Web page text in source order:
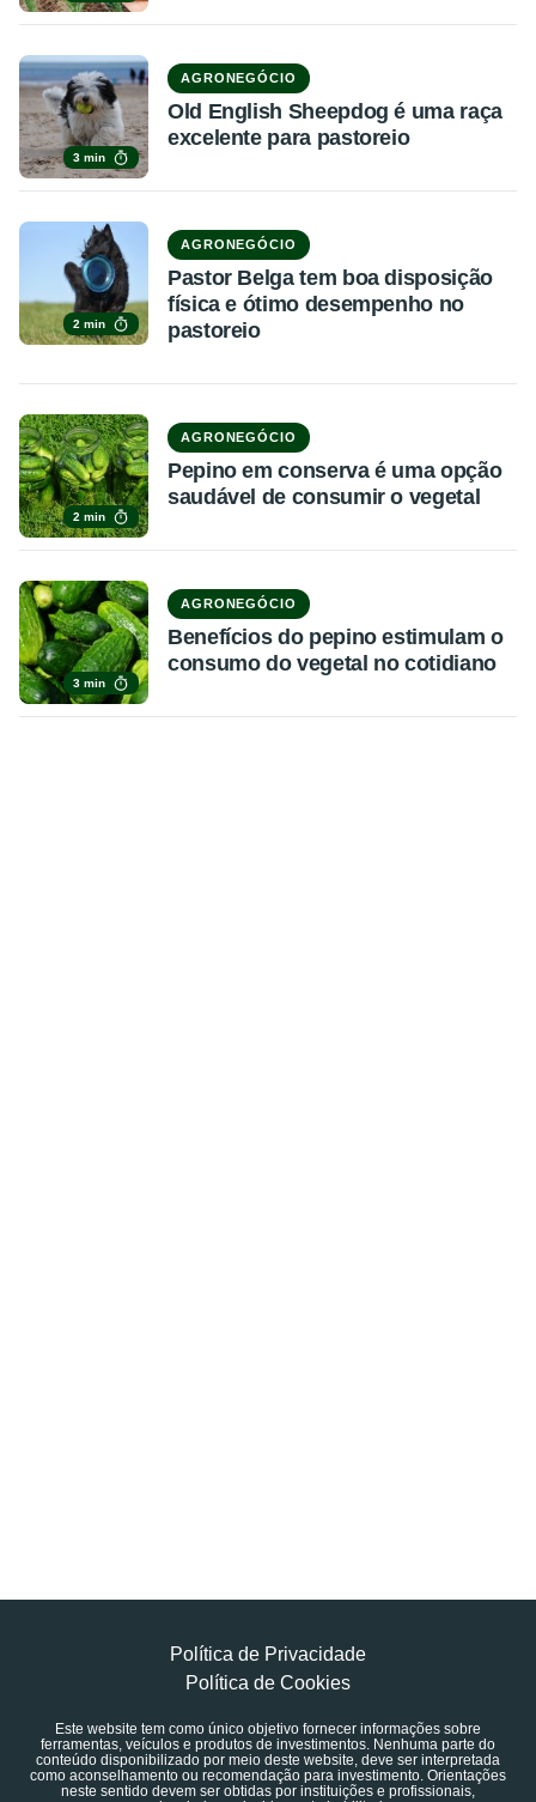
3 min
AGRONEGÓCIO
Old English Sheepdog é uma raça
excelente para pastoreio
2 min
AGRONEGÓCIO
Pastor Belga tem boa disposição
física e ótimo desempenho no
pastoreio
2 min
AGRONEGÓCIO
Pepino em conserva é uma opção
saudável de consumir o vegetal
3 min
AGRONEGÓCIO
Benefícios do pepino estimulam o
consumo do vegetal no cotidiano
Política de Privacidade
Política de Cookies
Este website tem como único objetivo fornecer informações sobre
ferramentas, veículos e produtos de investimentos. Nenhuma parte do
conteúdo disponibilizado por meio deste website, deve ser interpretada
como aconselhamento ou recomendação para investimento. Orientações
neste sentido devem ser obtidas por instituições e profissionais,